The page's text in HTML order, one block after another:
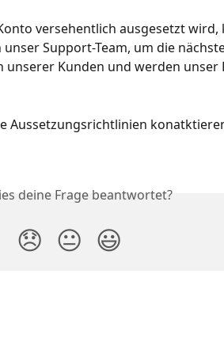
versehentlich ausgesetzt
Support-Team, um die
unserer Kunden und werden unser
Aussetzungsrichtlinien
deine Frage beantwortet?
😞 😐 😃